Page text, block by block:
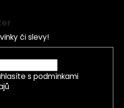
či slevy!
s podmínkami